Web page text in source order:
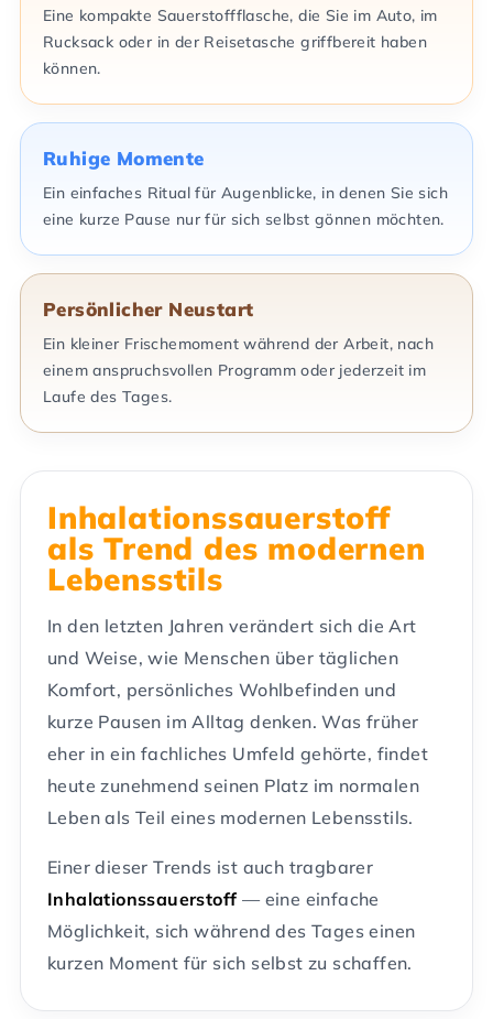
Eine kompakte Sauerstoffflasche, die Sie im Auto, im
Rucksack oder in der Reisetasche griffbereit haben
können.
Ruhige Momente
Ein einfaches Ritual für Augenblicke, in denen Sie sich
eine kurze Pause nur für sich selbst gönnen möchten.
Persönlicher Neustart
Ein kleiner Frischemoment während der Arbeit, nach
einem anspruchsvollen Programm oder jederzeit im
Laufe des Tages.
Inhalationssauerstoff
als Trend des modernen
Lebensstils
In den letzten Jahren verändert sich die Art
und Weise, wie Menschen über täglichen
Komfort, persönliches Wohlbefinden und
kurze Pausen im Alltag denken. Was früher
eher in ein fachliches Umfeld gehörte, findet
heute zunehmend seinen Platz im normalen
Leben als Teil eines modernen Lebensstils.
Einer dieser Trends ist auch tragbarer
Inhalationssauerstoff— eine einfache
Möglichkeit, sich während des Tages einen
kurzen Moment für sich selbst zu schaffen.